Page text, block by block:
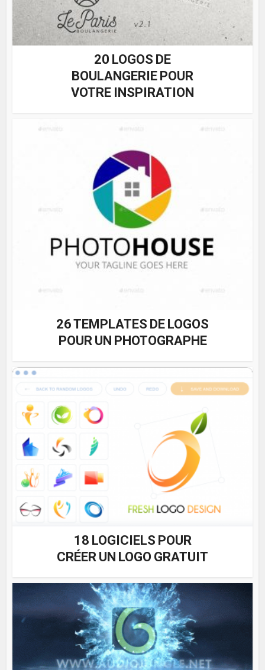
20 LOGOS DE
BOULANGERIE POUR
VOTRE INSPIRATION
26 TEMPLATES DE LOGOS
POUR UN PHOTOGRAPHE
18 LOGICIELS POUR
CRÉER UN LOGO GRATUIT